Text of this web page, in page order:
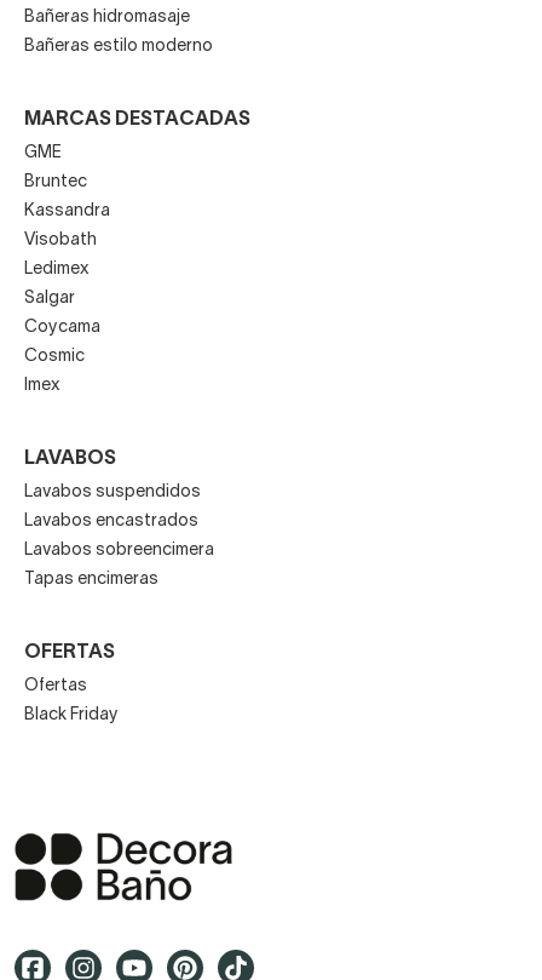
Bañeras hidromasaje
Bañeras estilo moderno
MARCAS DESTACADAS
GME
Bruntec
Kassandra
Visobath
Ledimex
Salgar
Coycama
Cosmic
Imex
LAVABOS
Lavabos suspendidos
Lavabos encastrados
Lavabos sobreencimera
Tapas encimeras
OFERTAS
Ofertas
Black Friday